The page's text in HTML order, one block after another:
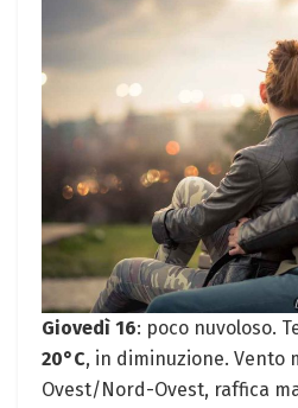
Giovedì 16: poco nuvoloso.
20°C, in diminuzione. Vento
Ovest/Nord-Ovest, raffica